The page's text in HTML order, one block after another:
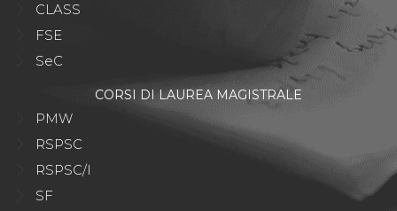
CLASS
FSE
SeC
CORSI DI LAUREA MAGISTRALE
PMW
RSPSC
RSPSC/I
SF